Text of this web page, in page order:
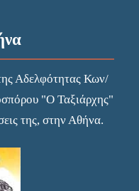
Αδελφότητας Κων/
"Ο Ταξιάρχης"
της, στην Αθήνα.